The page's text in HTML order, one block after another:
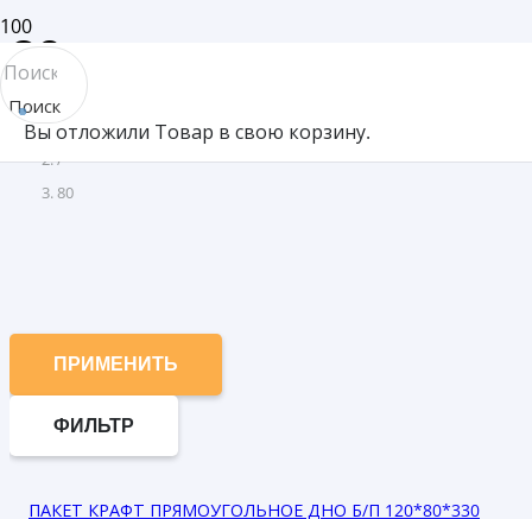
Поиск
товара
Вы отложили Товар в свою корзину.
80
Товар Глубина (мм)
/
80
ПРИМЕНИТЬ
ФИЛЬТР
ПАКЕТ КРАФТ ПРЯМОУГОЛЬНОЕ ДНО Б/П 120*80*330